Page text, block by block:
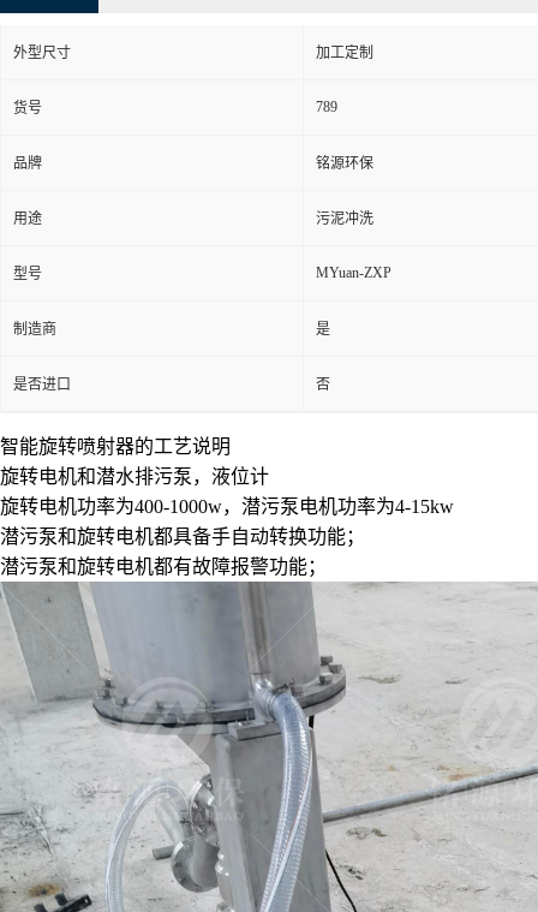
外型尺寸 加工定制
货号 789
品牌 铭源环保
用途 污泥冲洗
型号 MYuan-ZXP
制造商 是
是否进口 否
智能旋转喷射器的工艺说明
旋转电机和潜水排污泵，液位计
旋转电机功率为400-1000w，潜污泵电机功率为4-15kw
潜污泵和旋转电机都具备手自动转换功能；
潜污泵和旋转电机都有故障报警功能；